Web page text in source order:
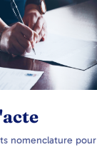
nomenclature pour